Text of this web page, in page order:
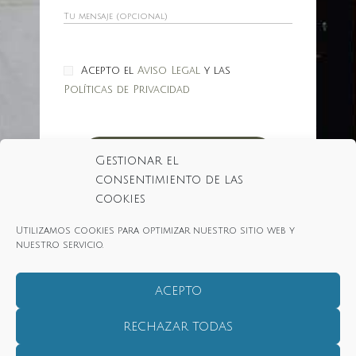
Gestionar el
consentimiento de las
cookies
Utilizamos cookies para optimizar nuestro sitio web y
nuestro servicio.
ACEPTO
RECHAZAR TODAS
Acepto el Aviso Legal y las
Políticas de Privacidad
Aviso Legal
los derechos reservados.